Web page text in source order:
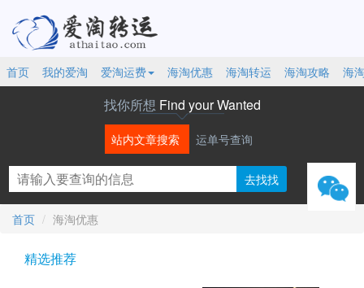
首页 我的爱淘 爱淘运费 海淘优惠 海淘转运 海淘攻略 海
找你所想 Find your Wanted
站内文章搜索 运单号查询
首页 海淘优惠
精选推荐